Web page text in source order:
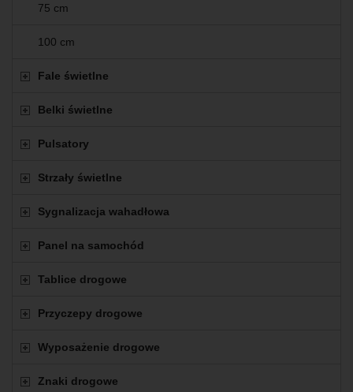
75 cm
100 cm
Fale świetlne
Belki świetlne
Pulsatory
Strzały świetlne
Sygnalizacja wahadłowa
Panel na samochód
Tablice drogowe
Przyczepy drogowe
Wyposażenie drogowe
Znaki drogowe